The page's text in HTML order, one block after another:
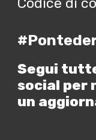
Segui
social per
un